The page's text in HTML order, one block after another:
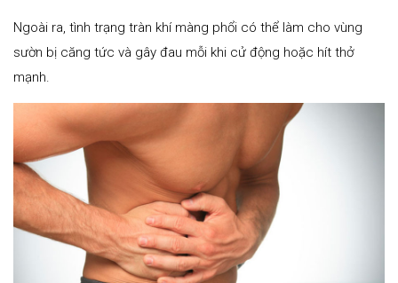
Ngoài ra, tình trạng tràn khí màng phổi có thể làm cho vùng
sườn bị căng tức và gây đau mỗi khi cử động hoặc hít thở
mạnh.